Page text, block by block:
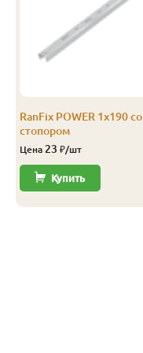
RanFix POWER 1х190 со
стопором
Цена 23 ₽/шт
Купить